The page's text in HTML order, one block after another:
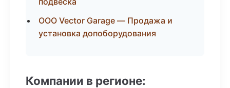
ООО Vector Garage — Продажа и
установка допоборудования
Компании в регионе: